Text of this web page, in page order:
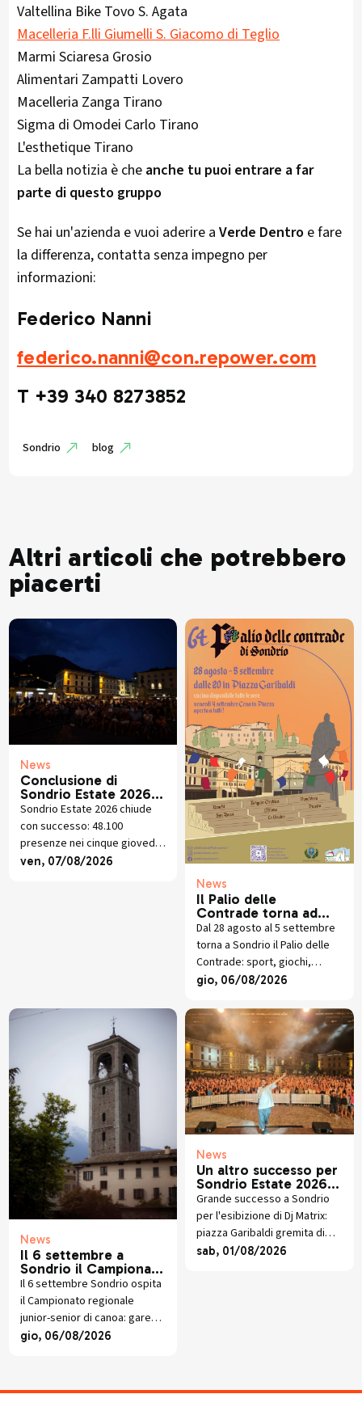
Valtellina Bike Tovo S. Agata
Macelleria F.lli Giumelli S. Giacomo di Teglio
Marmi Sciaresa Grosio
Alimentari Zampatti Lovero
Macelleria Zanga Tirano
Sigma di Omodei Carlo Tirano
L'esthetique Tirano
La bella notizia è che anche tu puoi entrare a far
parte di questo gruppo
Se hai un'azienda e vuoi aderire a Verde Dentro e fare
la differenza, contatta senza impegno per
informazioni:
Federico Nanni
federico.nanni@con.repower.com
T +39 340 8273852
Sondrio blog
Altri articoli che potrebbero
piacerti
News
Conclusione di
Sondrio Estate 2026:
Grandi esibizioni e
presenze in crescita
Sondrio Estate 2026 chiude
con successo: 48.100
presenze nei cinque giovedì
di luglio tra musica, visite
ven, 07/08/2026
News
Il Palio delle
Contrade torna ad
animare Sondrio
Dal 28 agosto al 5 settembre
torna a Sondrio il Palio delle
Contrade: sport, giochi,
socialità e sfide in Piazza
edizione.
gio, 06/08/2026
News
Il 6 settembre a
Sondrio il Campionato
Regionale di Canoa
Il 6 settembre Sondrio ospita
il Campionato regionale
junior-senior di canoa: gare
sprint sull'Adda davanti al
gio, 06/08/2026
News
Un altro successo per
Sondrio Estate 2026:
entusiasmo alle stelle
per Dj Matrix
Grande successo a Sondrio
per l'esibizione di Dj Matrix:
piazza Garibaldi gremita di
giovani per la sesta serata di
sab, 01/08/2026